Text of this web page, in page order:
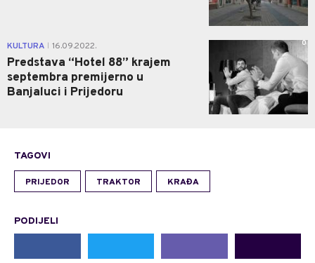
KULTURA 16.09.2022.
Predstava “Hotel 88” krajem
septembra premijerno u
Banjaluci i Prijedoru
0
TAGOVI
PRIJEDOR TRAKTOR KRAĐA
PODIJELI